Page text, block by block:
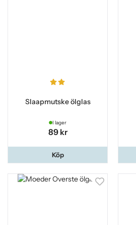
Slaapmutske ölglas
I lager
89 kr
Köp